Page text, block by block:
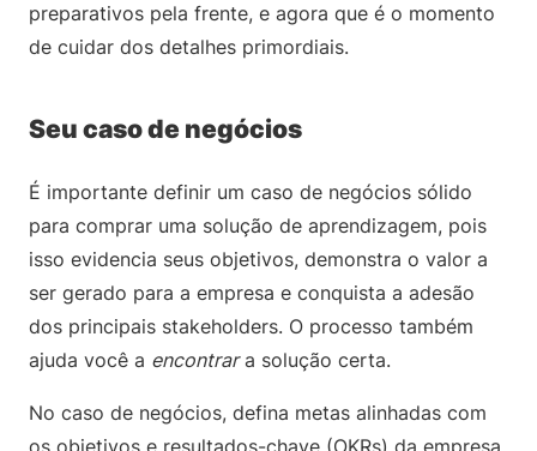
preparativos pela frente, e agora que é o momento
de cuidar dos detalhes primordiais.
Seu caso de negócios
É importante definir um caso de negócios sólido
para comprar uma solução de aprendizagem, pois
isso evidencia seus objetivos, demonstra o valor a
ser gerado para a empresa e conquista a adesão
dos principais stakeholders. O processo também
ajuda você a encontrara solução certa.
No caso de negócios, defina metas alinhadas com
os objetivos e resultados-chave (OKRs) da empresa